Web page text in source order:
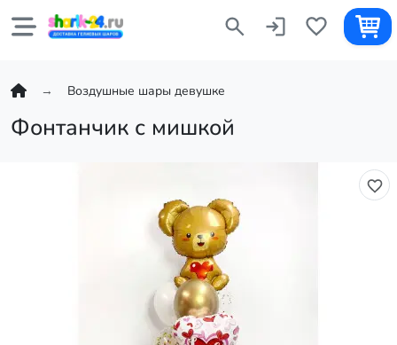
Воздушные шары девушке
Фонтанчик с мишкой